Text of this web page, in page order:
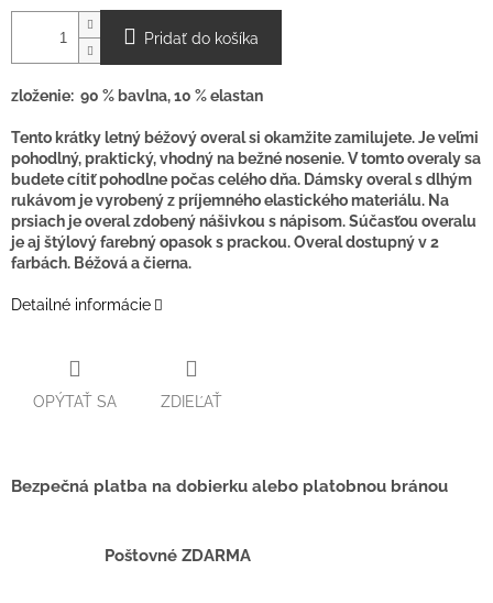
Pridať do košíka
zloženie: 90 % bavlna, 10 % elastan
Tento krátky letný béžový overal si okamžite zamilujete. Je veľmi
pohodlný, praktický, vhodný na bežné nosenie. V tomto overaly sa
budete cítiť pohodlne počas celého dňa. Dámsky overal s dlhým
rukávom je vyrobený z príjemného elastického materiálu. Na
prsiach je overal zdobený nášivkou s nápisom. Súčasťou overalu
je aj štýlový farebný opasok s prackou. Overal dostupný v 2
farbách. Béžová a čierna.
Detailné informácie
OPÝTAŤ SA ZDIEĽAŤ
Bezpečná platba na dobierku alebo platobnou bránou
Poštovné ZDARMA